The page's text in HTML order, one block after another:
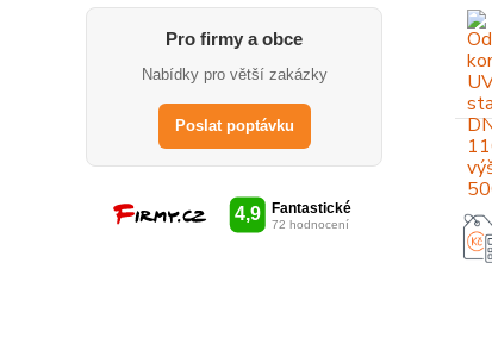
Pro firmy a obce
Nabídky pro větší zakázky
Poslat poptávku